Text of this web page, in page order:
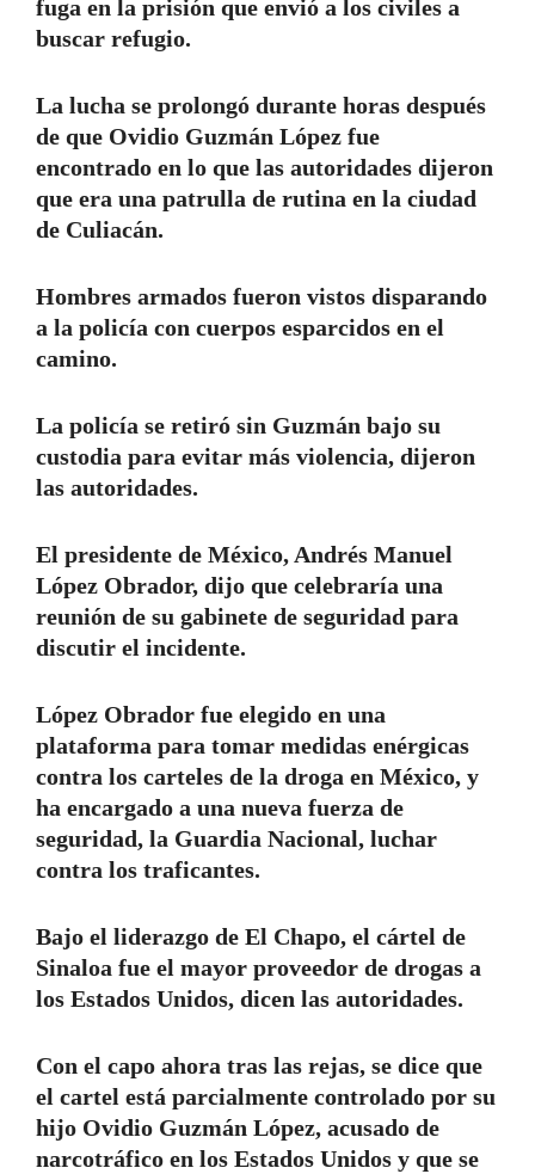
fuga en la prisión que envió a los civiles a
buscar refugio.
La lucha se prolongó durante horas después
de que Ovidio Guzmán López fue
encontrado en lo que las autoridades dijeron
que era una patrulla de rutina en la ciudad
de Culiacán.
Hombres armados fueron vistos disparando
a la policía con cuerpos esparcidos en el
camino.
La policía se retiró sin Guzmán bajo su
custodia para evitar más violencia, dijeron
las autoridades.
El presidente de México, Andrés Manuel
López Obrador, dijo que celebraría una
reunión de su gabinete de seguridad para
discutir el incidente.
López Obrador fue elegido en una
plataforma para tomar medidas enérgicas
contra los carteles de la droga en México, y
ha encargado a una nueva fuerza de
seguridad, la Guardia Nacional, luchar
contra los traficantes.
Bajo el liderazgo de El Chapo, el cártel de
Sinaloa fue el mayor proveedor de drogas a
los Estados Unidos, dicen las autoridades.
Con el capo ahora tras las rejas, se dice que
el cartel está parcialmente controlado por su
hijo Ovidio Guzmán López, acusado de
narcotráfico en los Estados Unidos y que se